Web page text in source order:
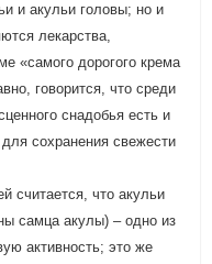
и акульи головы; но и
лекарства,
«самого дорогого крема
говорится, что среди
снадобья есть и
сохранения свежести
считается, что акульи
самца акулы) – одно из
активность; это же